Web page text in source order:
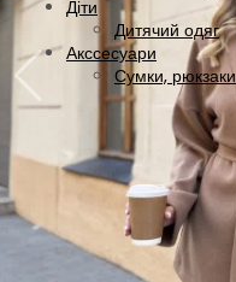
Діти
Дитячий одяг
Акссесуари
Сумки, рюкзаки